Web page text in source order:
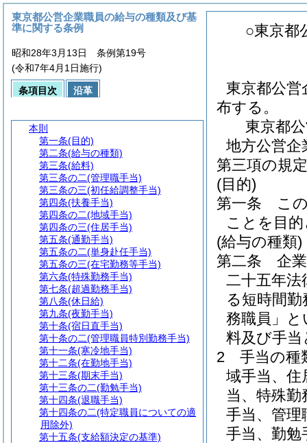
○東京都
東京都公
布する。
東京都
地方公営企
第三項の規
(目的)
第一条
こ
ことを目
(給与の種類)
第二条
企
二十五年法
る短時間
務職員」と
料及び手
2
手当の種
域手当、住
当、特殊
手当、管理
手当、勤勉
東京都公営企業職員の給与の種類及び基
準に関する条例
昭和28年3月13日 条例第19号
(令和7年4月1日施行)
条項目次 沿革
本則
第一条(目的)
第二条(給与の種類)
第三条(給料)
第三条の二(管理職手当)
第三条の三(初任給調整手当)
第四条(扶養手当)
第四条の二(地域手当)
第四条の三(住居手当)
第五条(通勤手当)
第五条の二(単身赴任手当)
第五条の三(在宅勤務等手当)
第六条(特殊勤務手当)
第七条(超過勤務手当)
第八条(休日給)
第九条(夜勤手当)
第十条(宿日直手当)
第十条の二(管理職員特別勤務手当)
第十一条(寒冷地手当)
第十二条(在勤地手当)
第十三条(期末手当)
第十三条の二(勤勉手当)
第十四条(退職手当)
第十四条の二(特定職員についての適
用除外)
第十五条(支給額決定の基準)